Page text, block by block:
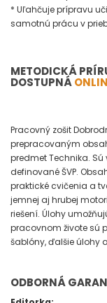
* Uľahčuje prípravu
samotnú prácu v
METODICKÁ
DOSTUPNÁ
Pracovný zošit
prepracovaným
predmet Technika.
definované ŠVP.
praktické cvičenia a
jemnej aj hrubej
riešení. Úlohy
pracovnom živote sú
šablóny, ďalšie úlohy
ODBORNÁ